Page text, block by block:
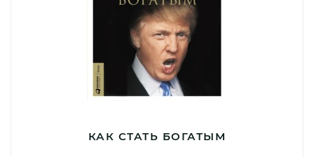
КАК СТАТЬ БОГАТЫМ